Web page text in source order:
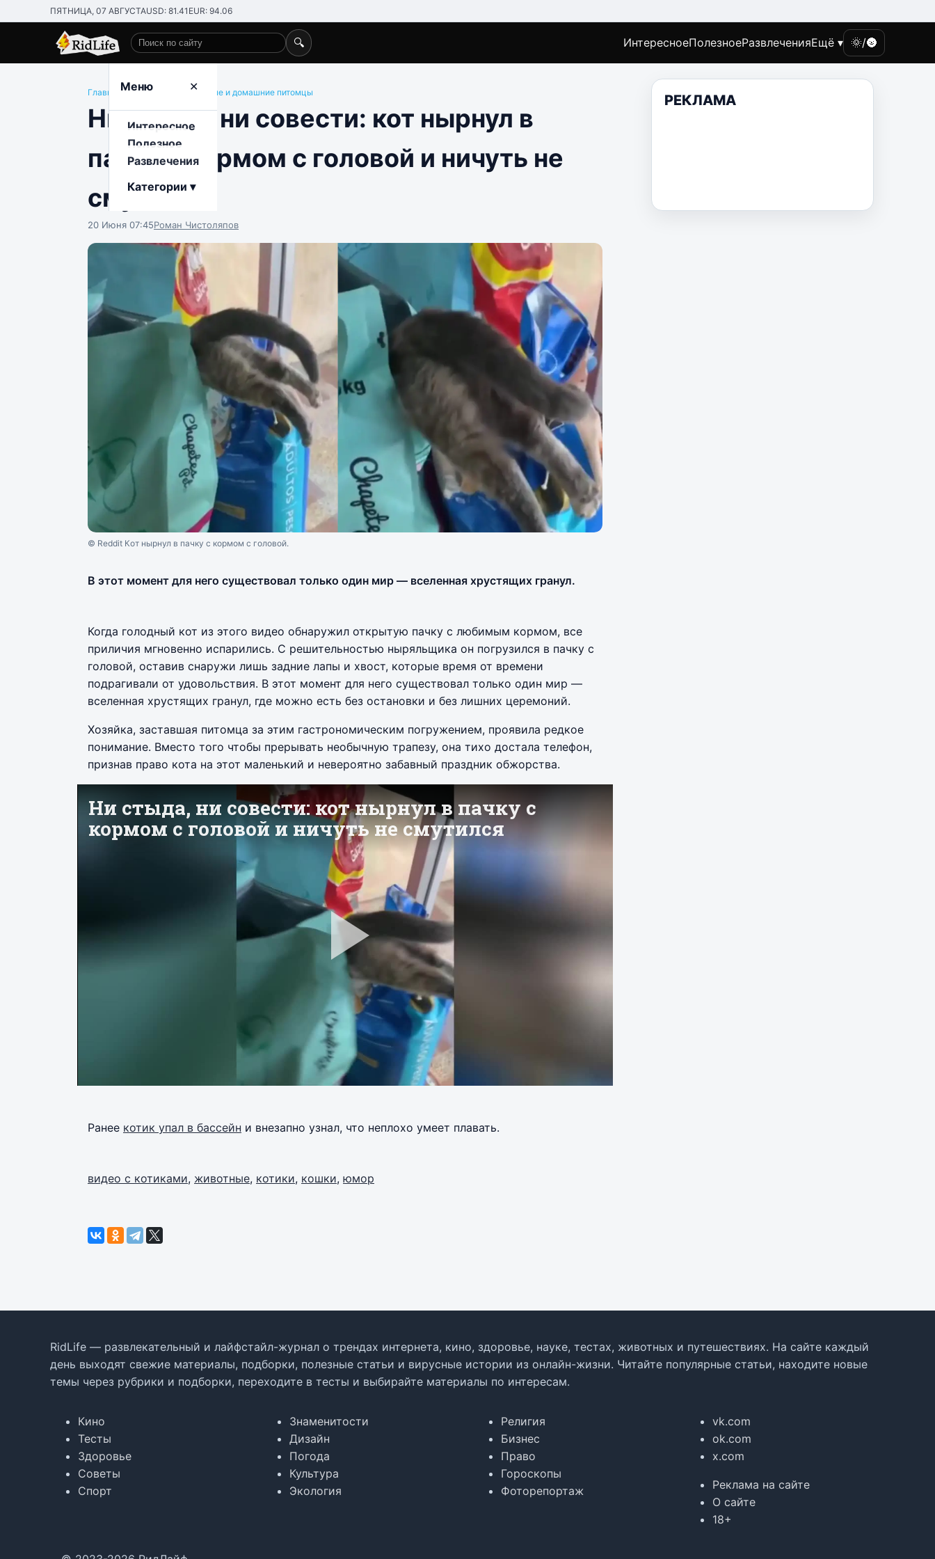
ПЯТНИЦА, 07 АВГУСТАUSD: 81.41 EUR: 94.06
Поиск по сайту
🔍 ИнтересноеПолезноеРазвлеченияЕщё ▾ 🌞/🌚
Меню ✕
Интересное
Полезное
Развлечения
Категории ▾
Главная/Развлечения Животные и домашние питомцы
Ни стыда, ни совести: кот нырнул в
пачку с кормом с головой и ничуть не
смутился
20 Июня 07:45Роман Чистоляпов
© Reddit Кот нырнул в пачку с кормом с головой.
В этот момент для него существовал только один мир — вселенная хрустящих гранул.
Когда голодный кот из этого видео обнаружил открытую пачку с любимым кормом, все
приличия мгновенно испарились. С решительностью ныряльщика он погрузился в пачку с
головой, оставив снаружи лишь задние лапы и хвост, которые время от времени
подрагивали от удовольствия. В этот момент для него существовал только один мир —
вселенная хрустящих гранул, где можно есть без остановки и без лишних церемоний.
Хозяйка, заставшая питомца за этим гастрономическим погружением, проявила редкое
понимание. Вместо того чтобы прерывать необычную трапезу, она тихо достала телефон,
признав право кота на этот маленький и невероятно забавный праздник обжорства.
Ранее котик упал в бассейн и внезапно узнал, что неплохо умеет плавать.
видео с котиками, животные, котики, кошки, юмор
РЕКЛАМА
RidLife — развлекательный и лайфстайл-журнал о трендах интернета, кино, здоровье, науке, тестах, животных и путешествиях. На сайте каждый
день выходят свежие материалы, подборки, полезные статьи и вирусные истории из онлайн-жизни. Читайте популярные статьи, находите новые
темы через рубрики и подборки, переходите в тесты и выбирайте материалы по интересам.
Кино
Тесты
Здоровье
Советы
Спорт
Знаменитости
Дизайн
Погода
Культура
Экология
Религия
Бизнес
Право
Гороскопы
Фоторепортаж
vk.com
ok.com
x.com
Реклама на сайте
О сайте
18+